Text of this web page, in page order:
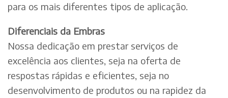
para os mais diferentes tipos de aplicação.
Diferenciais da Embras
Nossa dedicação em prestar serviços de
excelência aos clientes, seja na oferta de
respostas rápidas e eficientes, seja no
desenvolvimento de produtos ou na rapidez da